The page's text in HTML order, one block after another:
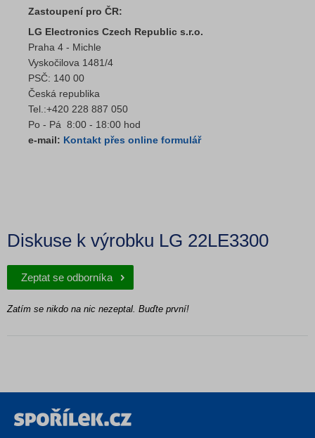
Zastoupení pro ČR:
LG Electronics Czech Republic s.r.o.
Praha 4 - Michle
Vyskočilova 1481/4
PSČ: 140 00
Česká republika
Tel.:+420 228 887 050
Po - Pá 8:00 - 18:00 hod
e-mail: Kontakt přes online formulář
Diskuse k výrobku LG 22LE3300
Zeptat se odborníka
Zatím se nikdo na nic nezeptal. Buďte první!